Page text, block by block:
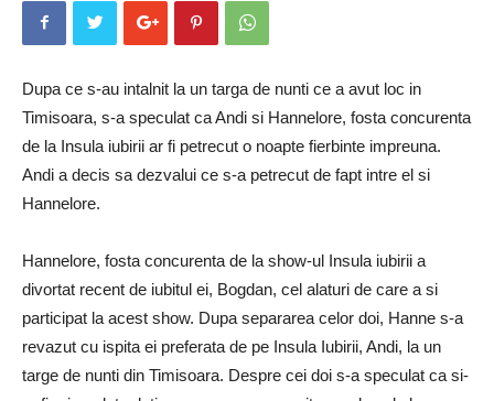
Dupa ce s-au intalnit la un targa de nunti ce a avut loc in
Timisoara, s-a speculat ca Andi si Hannelore, fosta concurenta
de la Insula iubirii ar fi petrecut o noapte fierbinte impreuna.
Andi a decis sa dezvalui ce s-a petrecut de fapt intre el si
Hannelore.
Hannelore, fosta concurenta de la show-ul Insula iubirii a
divortat recent de iubitul ei, Bogdan, cel alaturi de care a si
participat la acest show. Dupa separarea celor doi, Hanne s-a
revazut cu ispita ei preferata de pe Insula Iubirii, Andi, la un
targe de nunti din Timisoara. Despre cei doi s-a speculat ca si-